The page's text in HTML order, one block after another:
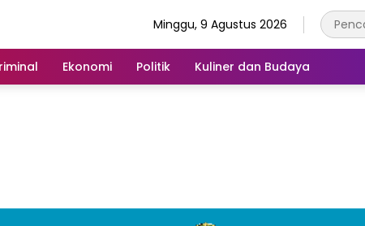
Minggu, 9 Agustus 2026
Ekonomi Politik Kuliner dan Budaya